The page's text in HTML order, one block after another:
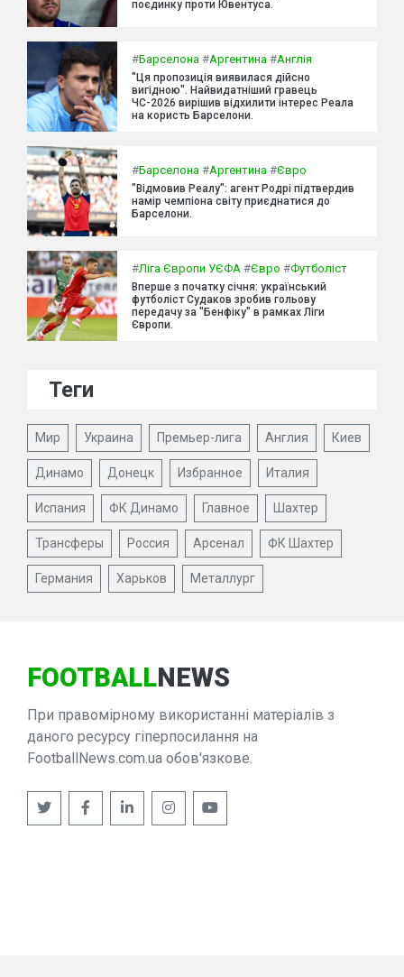
поєдинку проти Ювентуса.
#Барселона #Аргентина #Англія
"Ця пропозиція виявилася дійсно
вигідною". Найвидатніший гравець
ЧС-2026 вирішив відхилити інтерес Реала
на користь Барселони.
#Барселона #Аргентина #Євро
"Відмовив Реалу": агент Родрі підтвердив
намір чемпіона світу приєднатися до
Барселони.
#Ліга Європи УЄФА #Євро #Футболіст
Вперше з початку січня: український
футболіст Судаков зробив гольову
передачу за "Бенфіку" в рамках Ліги
Європи.
Теги
Мир Украина Премьер-лига Англия Киев
Динамо Донецк Избранное Италия
Испания ФК Динамо Главное Шахтер
Трансферы Россия Арсенал ФК Шахтер
Германия Харьков Металлург
FOOTBALLNEWS
При правомірному використанні матеріалів з
даного ресурсу гіперпосилання на
FootballNews.com.ua обов'язкове.